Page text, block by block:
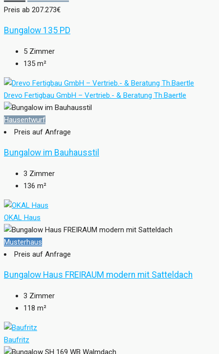
Preis ab 207.273€
Bungalow 135 PD
5 Zimmer
135 m²
Drevo Fertigbau GmbH – Vertrieb.- & Beratung Th.Baertle
Hausentwurf
Preis auf Anfrage
Bungalow im Bauhausstil
3 Zimmer
136 m²
OKAL Haus
Musterhaus
Preis auf Anfrage
Bungalow Haus FREIRAUM modern mit Satteldach
3 Zimmer
118 m²
Baufritz